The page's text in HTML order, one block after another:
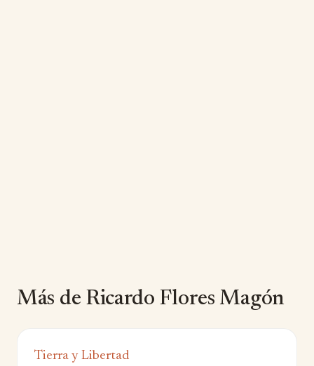
Más de Ricardo Flores Magón
Tierra y Libertad